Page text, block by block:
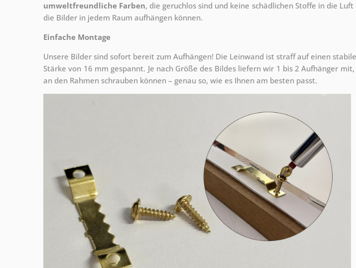
umweltfreundliche Farben, die geruchlos sind und keine schädlichen Stoffe in die Luft
die Bilder in jedem Raum aufhängen können.
Einfache Montage
Unsere Bilder sind sofort bereit zum Aufhängen! Die Leinwand ist straff auf einen
Stärke von 16 mm gespannt. Je nach Größe des Bildes liefern wir 1 bis 2 Aufhänger
an den Rahmen schrauben können – genau so, wie es Ihnen am besten passt.